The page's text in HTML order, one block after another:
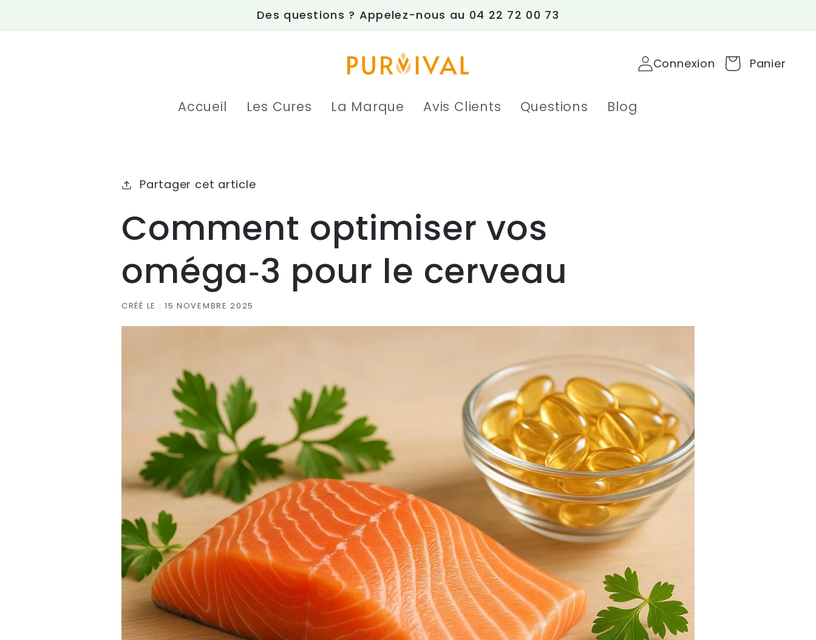
au
Des questions ? Appelez-nous au 04 22 72 00 73
Accueil Les Cures La Marque Avis Clients Questions Blog
Connexion Panier
Partager cet article
Comment optimiser vos
oméga‑3 pour le cerveau
CRÉÉ LE : 15 NOVEMBRE 2025